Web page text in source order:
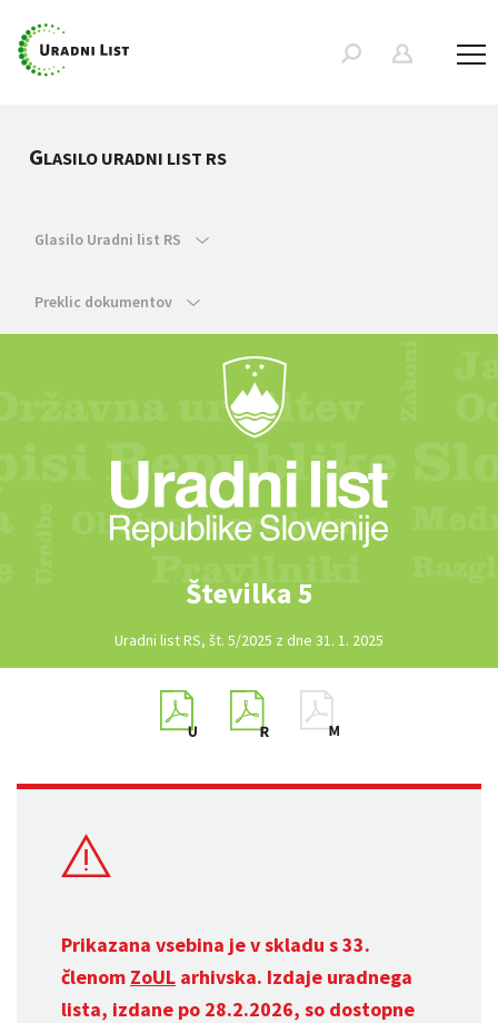
GLASILO URADNI LIST RS
Glasilo Uradni list RS
Preklic dokumentov
Številka 5
Uradni list RS, št. 5/2025 z dne 31. 1. 2025
Prikazana vsebina je v skladu s 33.
členom ZoUL arhivska. Izdaje uradnega
lista, izdane po 28.2.2026, so dostopne